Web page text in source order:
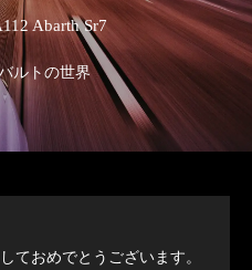
Abarth Sr7
ルトの世界
ておめでとうございます。